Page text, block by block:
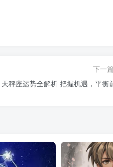
下一
天秤座运势全解析 把握机遇，平衡